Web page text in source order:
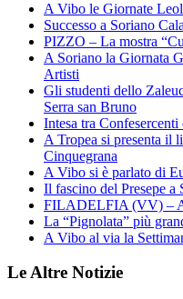
A Vibo le Giornate
Successo a Soriano
PIZZO – La mostra
A Soriano la Giornata
Artisti
Gli studenti dello
Serra san Bruno
Intesa tra
A Tropea si presenta il
Cinquegrana
A Vibo si è parlato di
Il fascino del Presepe a
FILADELFIA (VV) – A
La “Pignolata” più
A Vibo al via la
Le Altre Notizie